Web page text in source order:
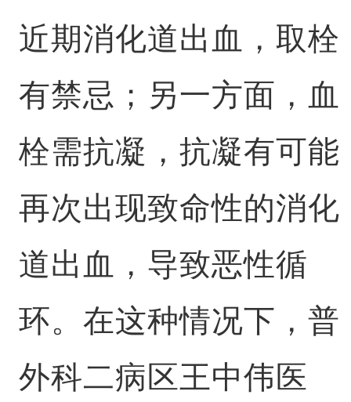
近期消化道出血，取栓
有禁忌；另一方面，血
栓需抗凝，抗凝有可能
再次出现致命性的消化
道出血，导致恶性循
环。在这种情况下，普
外科二病区王中伟医